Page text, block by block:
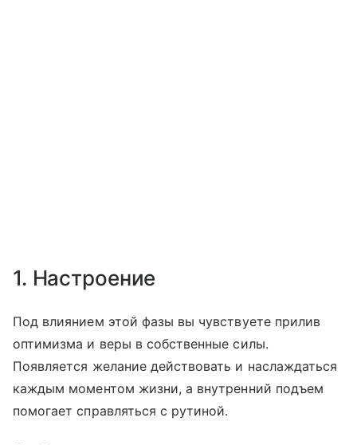
1. Настроение
Под влиянием этой фазы вы чувствуете прилив
оптимизма и веры в собственные силы.
Появляется желание действовать и наслаждаться
каждым моментом жизни, а внутренний подъем
помогает справляться с рутиной.